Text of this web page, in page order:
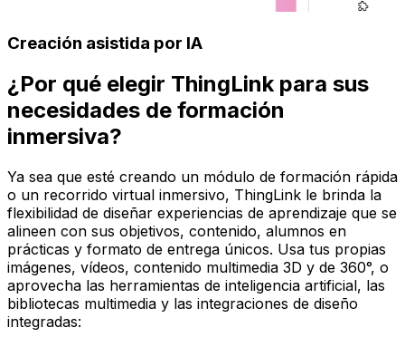
Creación asistida por IA
¿Por qué elegir ThingLink para sus
necesidades de formación
inmersiva?
Ya sea que esté creando un módulo de formación rápida
o un recorrido virtual inmersivo, ThingLink le brinda la
flexibilidad de diseñar experiencias de aprendizaje que se
alineen con sus objetivos, contenido, alumnos en
prácticas y formato de entrega únicos. Usa tus propias
imágenes, vídeos, contenido multimedia 3D y de 360°, o
aprovecha las herramientas de inteligencia artificial, las
bibliotecas multimedia y las integraciones de diseño
integradas: